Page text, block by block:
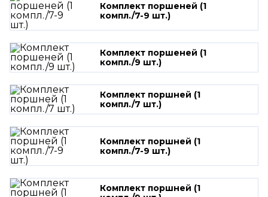
Комплект поршеней (1
компл./7-9 шт.)
Комплект поршеней (1
компл./9 шт.)
Комплект поршней (1
компл./7 шт.)
Комплект поршней (1
компл./7-9 шт.)
Комплект поршней (1